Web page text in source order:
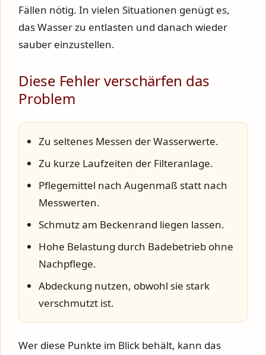
Fällen nötig. In vielen Situationen genügt es,
das Wasser zu entlasten und danach wieder
sauber einzustellen.
Diese Fehler verschärfen das
Problem
Zu seltenes Messen der Wasserwerte.
Zu kurze Laufzeiten der Filteranlage.
Pflegemittel nach Augenmaß statt nach
Messwerten.
Schmutz am Beckenrand liegen lassen.
Hohe Belastung durch Badebetrieb ohne
Nachpflege.
Abdeckung nutzen, obwohl sie stark
verschmutzt ist.
Wer diese Punkte im Blick behält, kann das